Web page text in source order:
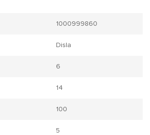
1000999860
Disla
6
14
100
5